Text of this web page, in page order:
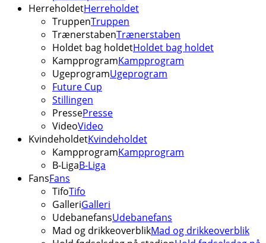
HerreholdetHerreholdet
TruppenTruppen
TrænerstabenTrænerstaben
Holdet bag holdetHoldet bag holdet
KampprogramKampprogram
UgeprogramUgeprogram
Future Cup
Stillingen
PressePresse
VideoVideo
KvindeholdetKvindeholdet
KampprogramKampprogram
B-LigaB-Liga
FansFans
TifoTifo
GalleriGalleri
UdebanefansUdebanefans
Mad og drikkeoverblikMad og drikkeoverblik